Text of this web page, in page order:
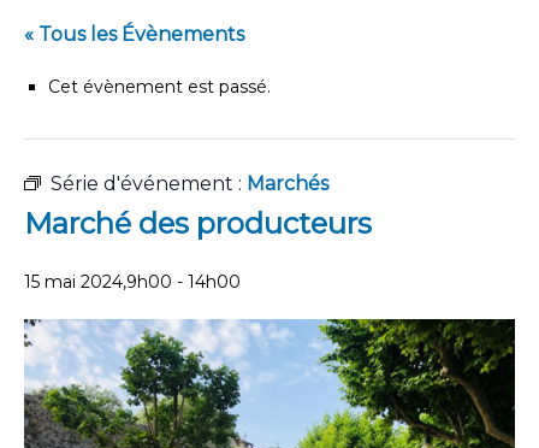
« Tous les Évènements
Cet évènement est passé.
Série d'événement : Marchés
Marché des producteurs
15 mai 2024,9h00 - 14h00